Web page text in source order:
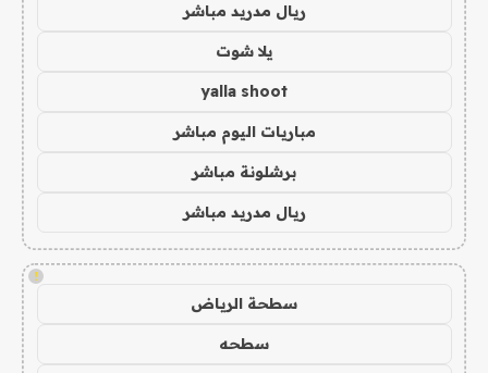
ريال مدريد مباشر
يلا شوت
yalla shoot
مباريات اليوم مباشر
برشلونة مباشر
ريال مدريد مباشر
!
سطحة الرياض
سطحه